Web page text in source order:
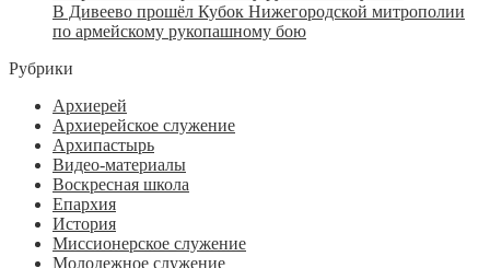
В Дивеево прошёл Кубок Нижегородской митрополии
по армейскому рукопашному бою
Рубрики
Архиерей
Архиерейское служение
Архипастырь
Видео-материалы
Воскресная школа
Епархия
История
Миссионерское служение
Молодежное служение